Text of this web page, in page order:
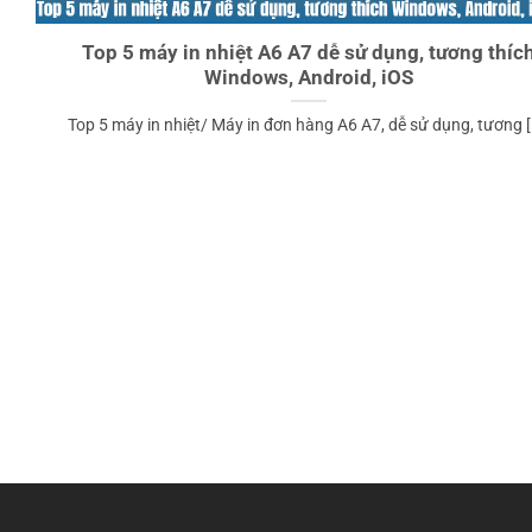
Top 5 máy in nhiệt A6 A7 dễ sử dụng, tương
Windows, Android, iOS
Top 5 máy in nhiệt/ Máy in đơn hàng A6 A7, dễ sử dụng, tương